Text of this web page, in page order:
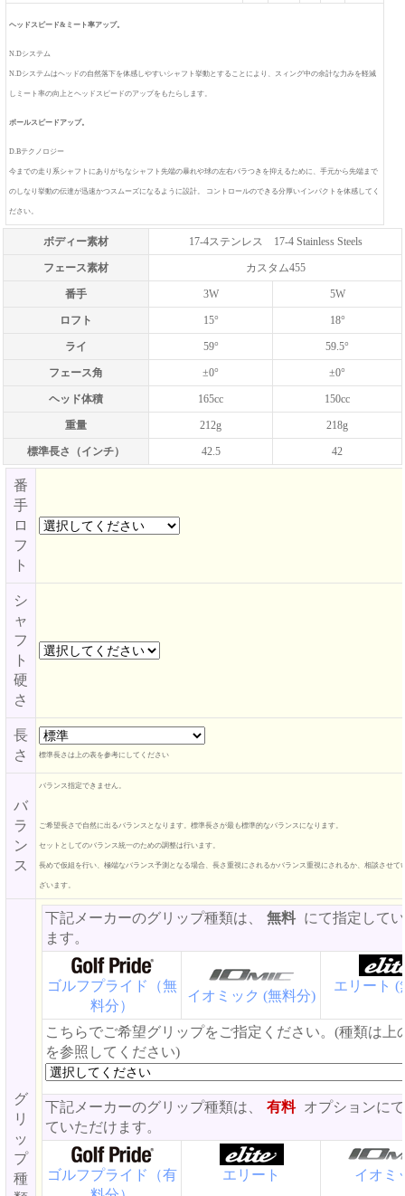
ヘッドスピード&ミート率アップ。
N.Dシステム
N.Dシステムはヘッドの自然落下を体感しやすいシャフト挙動とすることにより、スィング中の余計な力みを軽減
しミート率の向上とヘッドスピードのアップをもたらします。
ボールスピードアップ。
D.Bテクノロジー
今までの走り系シャフトにありがちなシャフト先端の暴れや球の左右バラつきを抑えるために、手元から先端まで
のしなり挙動の伝達が迅速かつスムーズになるように設計。 コントロールのできる分厚いインパクトを体感してく
ださい。
ボディー素材 17-4ステンレス 17-4 Stainless Steels
フェース素材 カスタム455
番手 3W 5W
ロフト 15° 18°
ライ 59° 59.5°
フェース角 ±0° ±0°
ヘッド体積 165cc 150cc
重量 212g 218g
標準長さ（インチ） 42.5 42
番
手
ロ
フ
ト
シ
ャ
フ
ト
硬
さ
長
さ
標準長さは上の表を参考にしてください
バ
ラ
ン
ス
バランス指定できません。
ご希望長さで自然に出るバランスとなります。標準長さが最も標準的なバランスになります。
セットとしてのバランス統一のための調整は行います。
長めで仮組を行い、極端なバランス予測となる場合、長さ重視にされるかバランス重視にされるか、相談させて
ざいます。
グ
リ
ッ
プ
種
下記メーカーのグリップ種類は、 無料 にて指定して
ます。
ゴルフプライド（無
料分）
イオミック (無料分)
エリート (
こちらでご希望グリップをご指定ください。(種類は上
を参照してください)
下記メーカーのグリップ種類は、 有料 オプションに
ていただけます。
ゴルフプライド（有
エリート イオミ